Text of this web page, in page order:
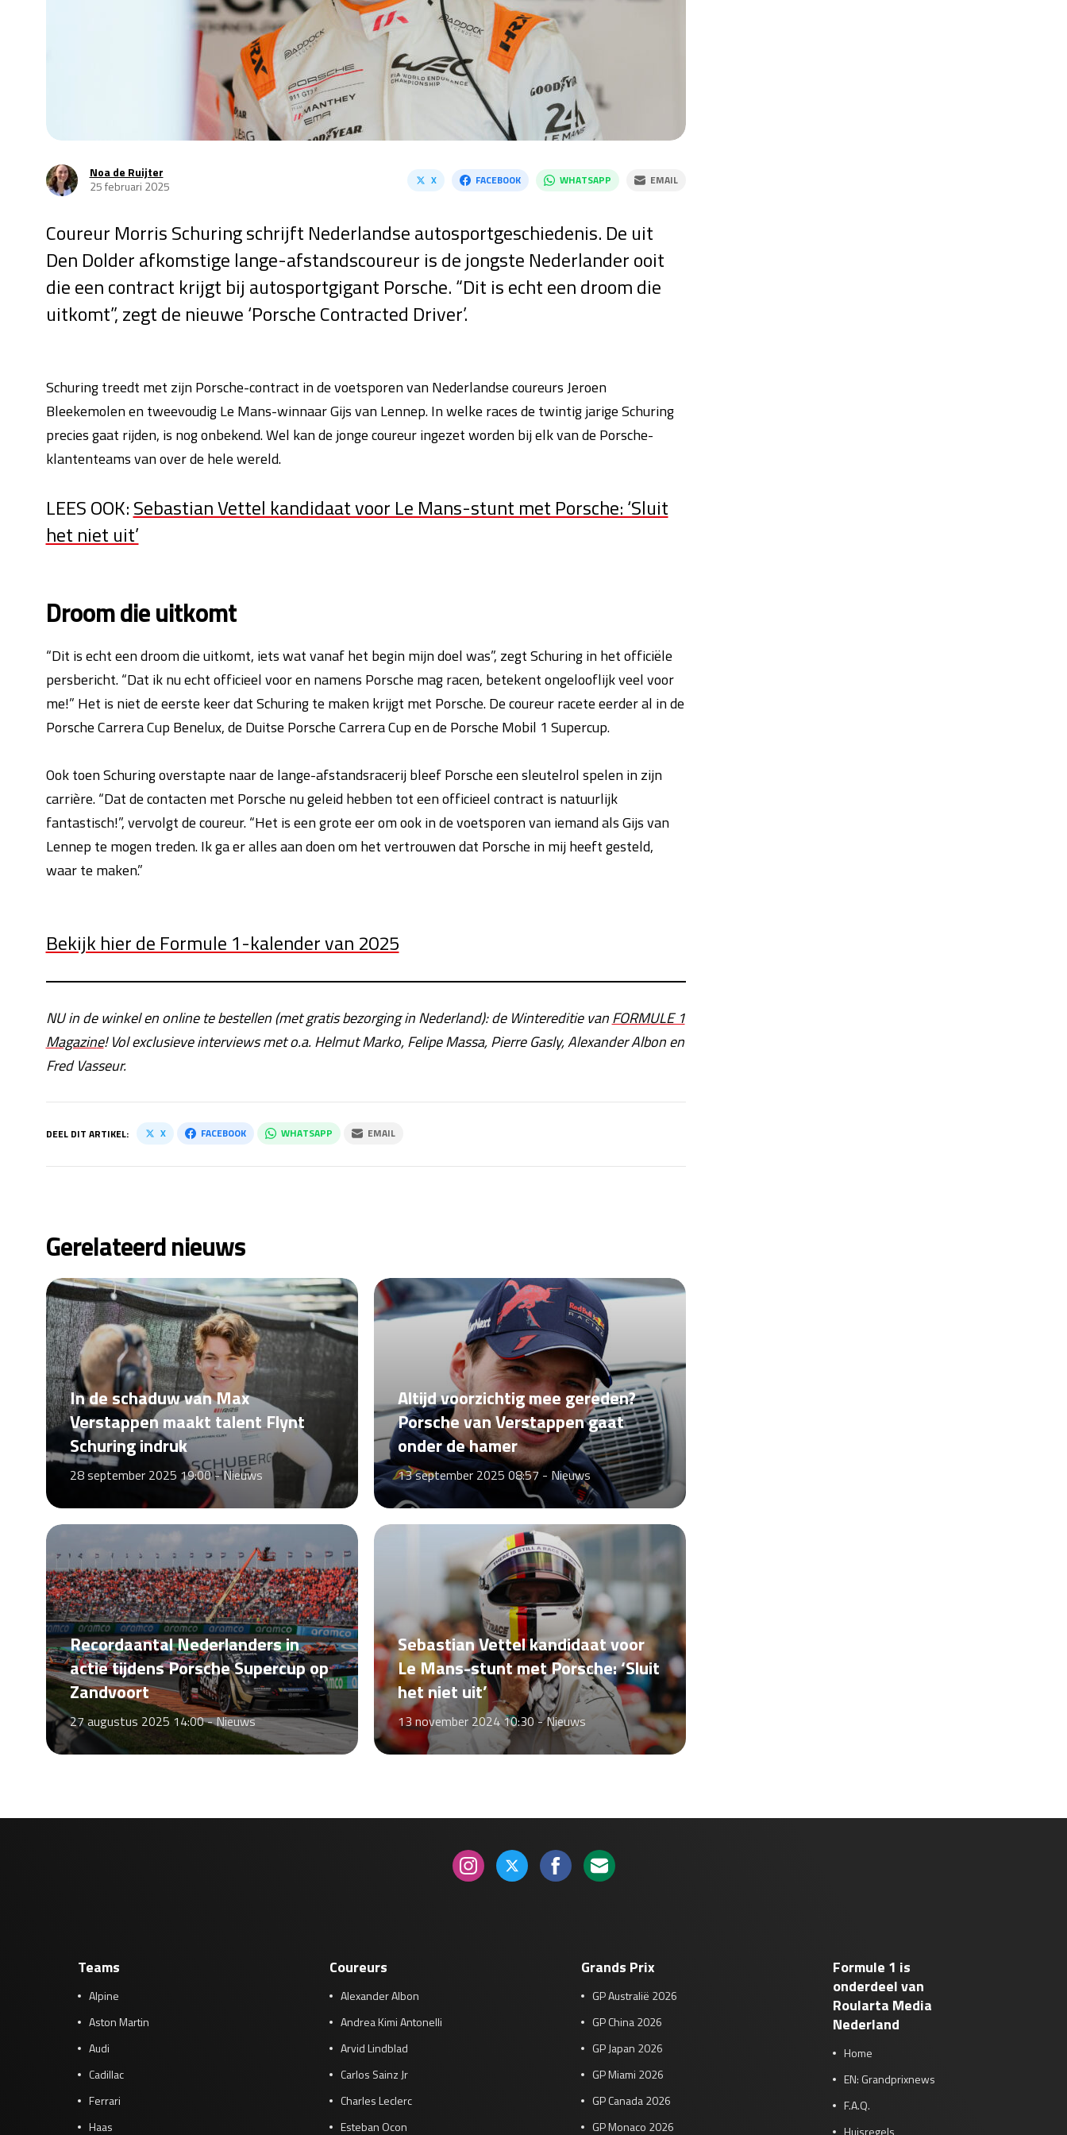
Noa de Ruijter
25 februari 2025
X FACEBOOK WHATSAPP EMAIL
Coureur Morris Schuring schrijft Nederlandse autosportgeschiedenis. De uit
Den Dolder afkomstige lange-afstandscoureur is de jongste Nederlander ooit
die een contract krijgt bij autosportgigant Porsche. “Dit is echt een droom die
uitkomt”, zegt de nieuwe ‘Porsche Contracted Driver’.
Schuring treedt met zijn Porsche-contract in de voetsporen van Nederlandse coureurs Jeroen
Bleekemolen en tweevoudig Le Mans-winnaar Gijs van Lennep. In welke races de twintig jarige Schuring
precies gaat rijden, is nog onbekend. Wel kan de jonge coureur ingezet worden bij elk van de Porsche-
klantenteams van over de hele wereld.
LEES OOK:Sebastian Vettel kandidaat voor Le Mans-stunt met Porsche: ‘Sluit
het niet uit’
Droom die uitkomt
“Dit is echt een droom die uitkomt, iets wat vanaf het begin mijn doel was”, zegt Schuring in het officiële
persbericht. “Dat ik nu echt officieel voor en namens Porsche mag racen, betekent ongelooflijk veel voor
me!” Het is niet de eerste keer dat Schuring te maken krijgt met Porsche. De coureur racete eerder al in de
Porsche Carrera Cup Benelux, de Duitse Porsche Carrera Cup en de Porsche Mobil 1 Supercup.
Ook toen Schuring overstapte naar de lange-afstandsracerij bleef Porsche een sleutelrol spelen in zijn
carrière. “Dat de contacten met Porsche nu geleid hebben tot een officieel contract is natuurlijk
fantastisch!”, vervolgt de coureur. “Het is een grote eer om ook in de voetsporen van iemand als Gijs van
Lennep te mogen treden. Ik ga er alles aan doen om het vertrouwen dat Porsche in mij heeft gesteld,
waar te maken.”
Bekijk hier de Formule 1-kalender van 2025
NU in de winkel en online te bestellen (met gratis bezorging in Nederland): de Wintereditie vanFORMULE 1
Magazine! Vol exclusieve interviews met o.a. Helmut Marko, Felipe Massa, Pierre Gasly, Alexander Albon en
Fred Vasseur.
DEEL DIT ARTIKEL: X FACEBOOK WHATSAPP EMAIL
Gerelateerd nieuws
In de schaduw van Max
Verstappen maakt talent Flynt
Schuring indruk
28 september 2025 19:00 -Nieuws
Altijd voorzichtig mee gereden?
Porsche van Verstappen gaat
onder de hamer
13 september 2025 08:57 -Nieuws
Recordaantal Nederlanders in
actie tijdens Porsche Supercup op
Zandvoort
27 augustus 2025 14:00 -Nieuws
Sebastian Vettel kandidaat voor
Le Mans-stunt met Porsche: ‘Sluit
het niet uit’
13 november 2024 10:30 -Nieuws
Teams
Alpine
Aston Martin
Audi
Cadillac
Ferrari
Haas
Coureurs
Alexander Albon
Andrea Kimi Antonelli
Arvid Lindblad
Carlos Sainz Jr
Charles Leclerc
Esteban Ocon
Grands Prix
GP Australië 2026
GP China 2026
GP Japan 2026
GP Miami 2026
GP Canada 2026
GP Monaco 2026
Formule 1 is
onderdeel van
Roularta Media
Nederland
Home
EN: Grandprixnews
F.A.Q.
Huisregels